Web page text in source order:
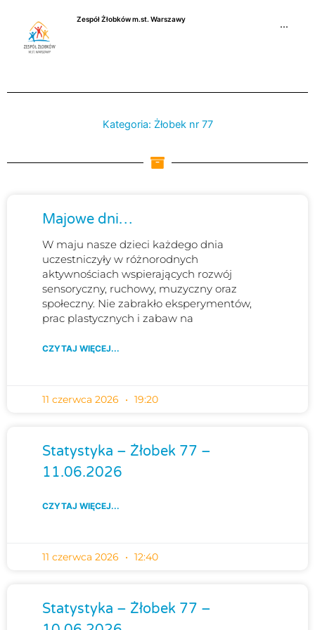
Zespół Żłobków m.st. Warszawy
···
Kategoria: Żłobek nr 77
Majowe dni…
W maju nasze dzieci każdego dnia
uczestniczyły w różnorodnych
aktywnościach wspierających rozwój
sensoryczny, ruchowy, muzyczny oraz
społeczny. Nie zabrakło eksperymentów,
prac plastycznych i zabaw na
CZYTAJ WIĘCEJ...
11 czerwca 2026 19:20
Statystyka – Żłobek 77 –
11.06.2026
CZYTAJ WIĘCEJ...
11 czerwca 2026 12:40
Statystyka – Żłobek 77 –